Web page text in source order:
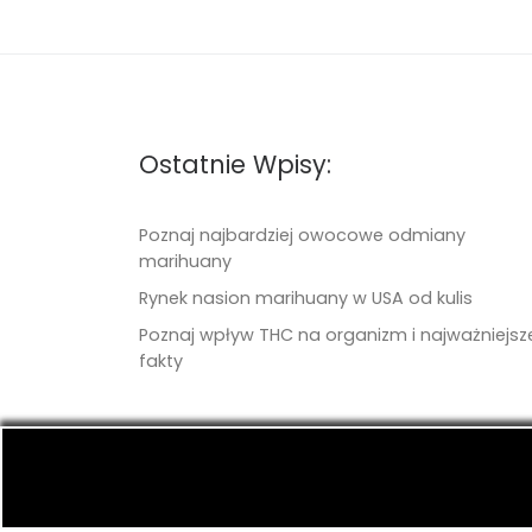
Ostatnie Wpisy:
Poznaj najbardziej owocowe odmiany
marihuany
Rynek nasion marihuany w USA od kulis
Poznaj wpływ THC na organizm i
fakty